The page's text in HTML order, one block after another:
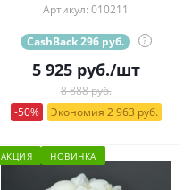
Артикул: 010211
CashBack 296 руб. ?
5 925руб./шт
8 888 руб.
-50%
Экономия 2 963 руб.
АКЦИЯ НОВИНКА